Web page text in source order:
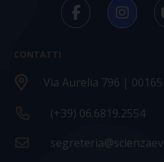
CONTATTI
Via Aurelia 796 |
(+39) 06.6819.2554